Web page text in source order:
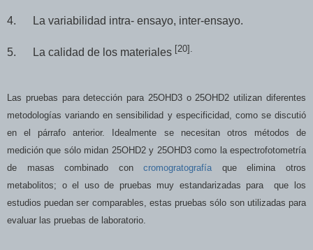
4. La variabilidad intra- ensayo, inter-ensayo.
5. La calidad de los materiales [20].
Las pruebas para detección para 25OHD3 o 25OHD2 utilizan diferentes
metodologías variando en sensibilidad y especificidad, como se discutió
en el párrafo anterior. Idealmente se necesitan otros métodos de
medición que sólo midan 25OHD2 y 25OHD3 como la espectrofotometría
de masas combinado concromogratografíaque elimina otros
metabolitos; o el uso de pruebas muy estandarizadas para que los
estudios puedan ser comparables, estas pruebas sólo son utilizadas para
evaluar las pruebas de laboratorio.